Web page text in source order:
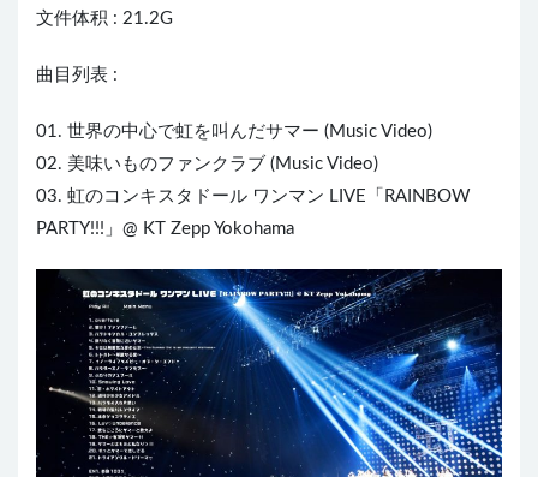
文件体积 : 21.2G
曲目列表 :
01. 世界の中心で虹を叫んだサマー (Music Video)
02. 美味いものファンクラブ (Music Video)
03. 虹のコンキスタドール ワンマン L IVE 「RAINBOW
PARTY!!!」@ KT Zepp Yokohama